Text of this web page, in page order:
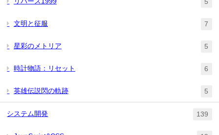
文明と征服 7
星彩のメトリア 5
時計物語：リセット 6
英雄伝説閃の軌跡 5
システム開発 139